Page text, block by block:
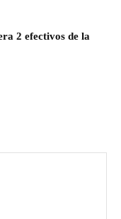
2 efectivos de la